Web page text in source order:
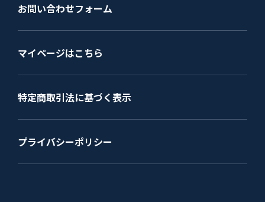
お問い合わせフォーム
マイページはこちら
特定商取引法に基づく表示
プライバシーポリシー